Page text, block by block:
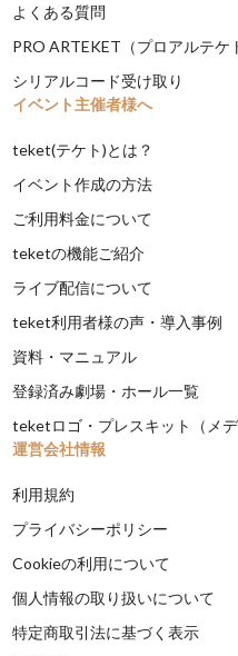
よくある質問
PRO ARTEKET（プロアルテケ
シリアルコード受け取り
イベント主催者様へ
teket(テケト)とは？
イベント作成の方法
ご利用料金について
teketの機能ご紹介
ライブ配信について
teket利用者様の声・導入事例
資料・マニュアル
登録済み劇場・ホール一覧
teketロゴ・プレスキット（メデ
運営会社情報
利用規約
プライバシーポリシー
Cookieの利用について
個人情報の取り扱いについて
特定商取引法に基づく表示